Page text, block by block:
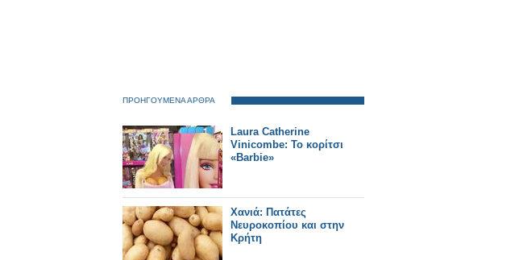
ΠΡΟΗΓΟΥΜΕΝΑ ΑΡΘΡΑ
Laura Catherine
Vinicombe: Το κορίτσι
«Barbie»
Χανιά: Πατάτες
Νευροκοπίου και στην
Κρήτη